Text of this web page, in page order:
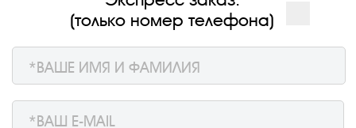
(только номер телефона)